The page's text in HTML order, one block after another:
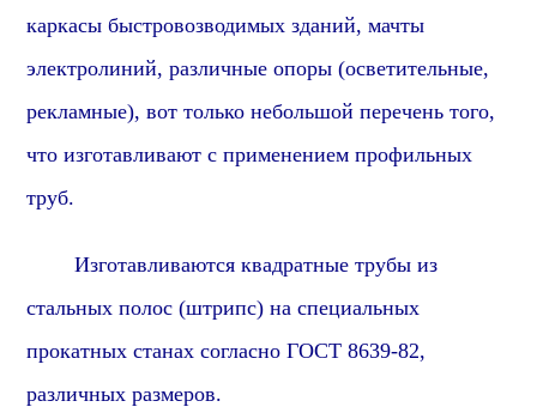
каркасы быстровозводимых зданий, мачты
электролиний, различные опоры (осветительные,
рекламные), вот только небольшой перечень того,
что изготавливают с применением профильных
труб.
Изготавливаются квадратные трубы из
стальных полос (штрипс) на специальных
прокатных станах согласно ГОСТ 8639-82,
различных размеров.